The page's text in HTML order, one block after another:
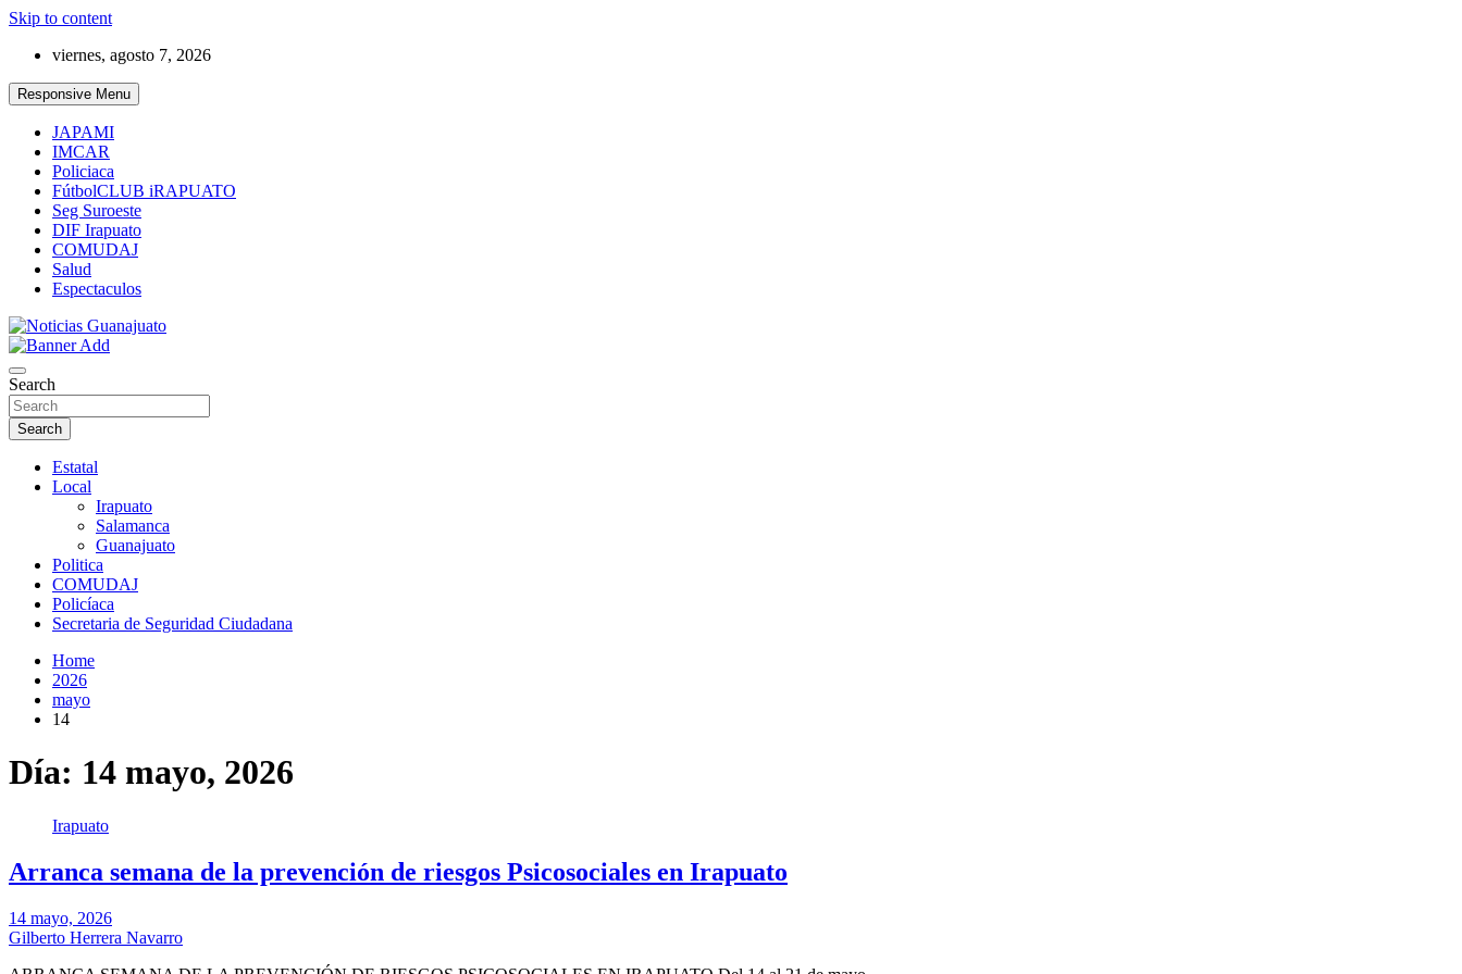
Skip to content
viernes, agosto 7, 2026
Responsive Menu
JAPAMI
IMCAR
Policiaca
FútbolCLUB iRAPUATO
Seg Suroeste
DIF Irapuato
COMUDAJ
Salud
Espectaculos
Noticias Guanajuato
Search
Search
Estatal
Local
Irapuato
Salamanca
Guanajuato
Politica
COMUDAJ
Policíaca
Secretaria de Seguridad Ciudadana
Home
2026
mayo
14
Día: 14 mayo, 2026
Irapuato
Arranca semana de la prevención de riesgos Psicosociales en Irapuato
14 mayo, 2026
Gilberto Herrera Navarro